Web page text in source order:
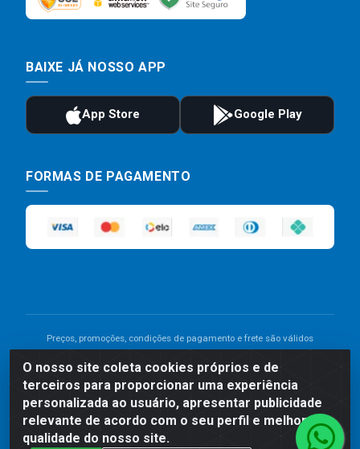
O nosso site coleta cookies próprios e de
terceiros para proporcionar uma experiência
personalizada ao usuário, apresentar publicidade
relevante de acordo com o seu perfil e melhorar a
qualidade do nosso site.
BAIXE JÁ NOSSO APP
FORMAS DE PAGAMENTO
Preços, promoções, condições de pagamento e frete são válidos
divergência de preço de um produto, será válido o preço que for
exibido no carrinho de compras do site no momento do pagamento.
As vendas estão sujeitas a análise e disponibilidade do estoque.
Imagens de produtos meramente ilustrativas.
Comercial de Construção 2001 LTDA - Av. Congresso